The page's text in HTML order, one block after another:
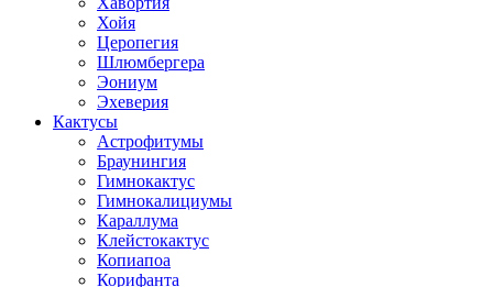
Хойя
Церопегия
Шлюмбергера
Эониум
Эхеверия
Кактусы
Астрофитумы
Браунингия
Гимнокактус
Гимнокалициумы
Караллума
Клейстокактус
Копиапоа
Корифанта